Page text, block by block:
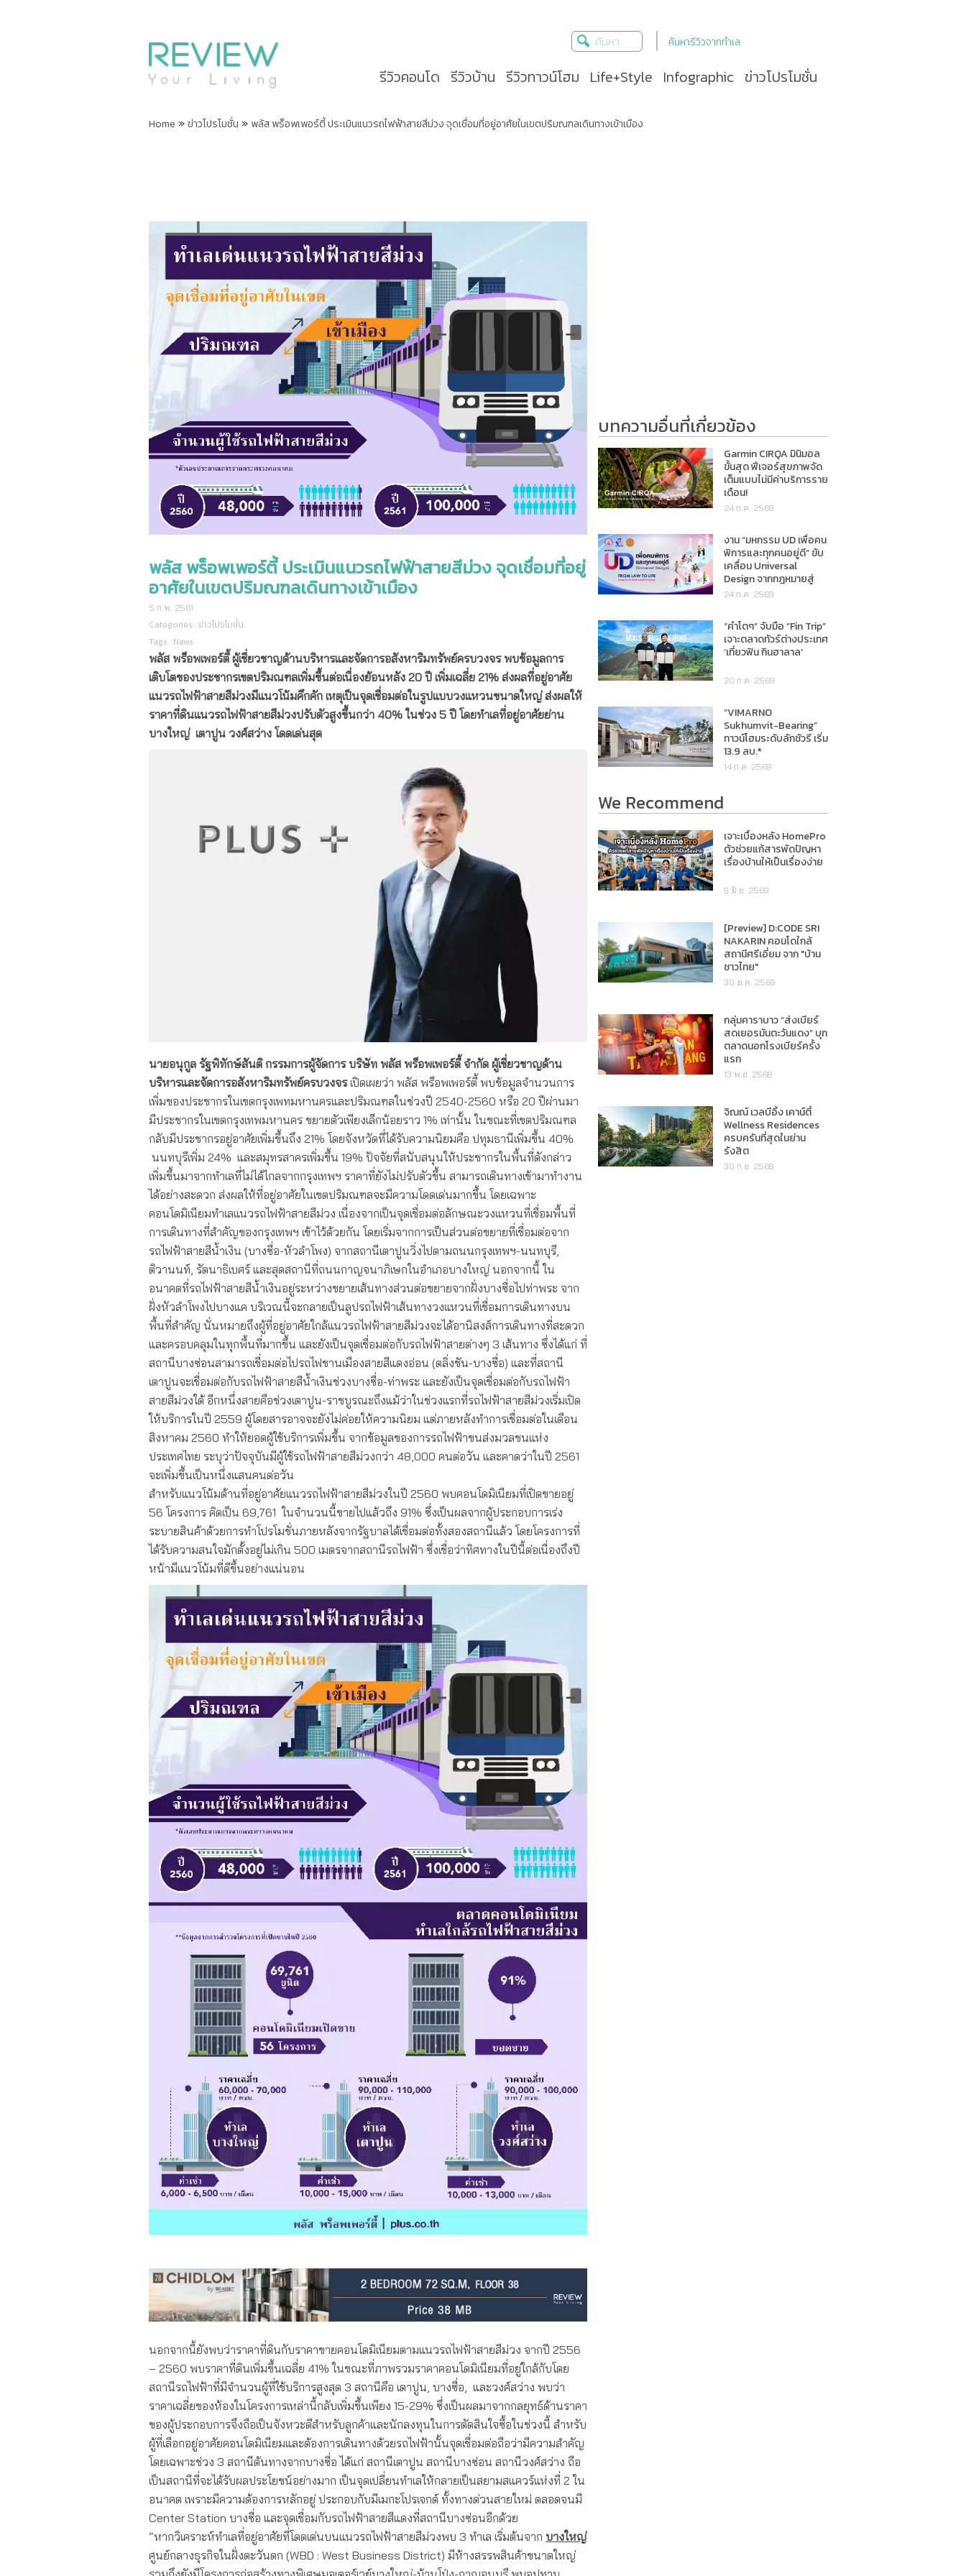
ค้นหารีวิวจากทำเล
รีวิวคอนโด รีวิวบ้าน รีวิวทาวน์โฮม Life+Style Infographic ข่าวโปรโมชั่น
Home »ข่าวโปรโมชั่น » พลัส พร็อพเพอร์ตี้ ประเมินแนวรถไฟฟ้าสายสีม่วง จุดเชื่อมที่อยู่อาศัยในเขตปริมณฑลเดินทางเข้าเมือง
พลัส พร็อพเพอร์ตี้ ประเมินแนวรถไฟฟ้าสายสีม่วง จุดเชื่อมที่อยู่
อาศัยในเขตปริมณฑลเดินทางเข้าเมือง
5 ก.พ. 2561
Categories : ข่าวโปรโมชั่น
Tags : News
พลัส พร็อพเพอร์ตี้ ผู้เชี่ยวชาญด้านบริหารและจัดการอสังหาริมทรัพย์ครบวงจร พบข้อมูลการ
เติบโตของประชากรเขตปริมณฑลเพิ่มขึ้นต่อเนื่องย้อนหลัง 20 ปี เพิ่มเฉลี่ย 21% ส่งผลที่อยู่อาศัย
แนวรถไฟฟ้าสายสีม่วงมีแนวโน้มคึกคัก เหตุเป็นจุดเชื่อมต่อในรูปแบบวงแหวนขนาดใหญ่ ส่งผลให้
ราคาที่ดินแนวรถไฟฟ้าสายสีม่วงปรับตัวสูงขึ้นกว่า 40% ในช่วง 5 ปี โดยทำเลที่อยู่อาศัยย่าน
บางใหญ่ เตาปูน วงศ์สว่าง โดดเด่นสุด
นายอนุกูล รัฐพิทักษ์สันติ กรรมการผู้จัดการ บริษัท พลัส พร็อพเพอร์ตี้ จำกัด ผู้เชี่ยวชาญด้าน
บริหารและจัดการอสังหาริมทรัพย์ครบวงจรเปิดเผยว่า พลัส พร็อพเพอร์ตี้ พบข้อมูลจำนวนการ
เพิ่มของประชากรในเขตกรุงเพทมหานครและปริมณฑลในช่วงปี 2540-2560 หรือ 20 ปีผ่านมา
มีประชากรในเขตกรุงเทพมหานคร ขยายตัวเพียงเล็กน้อยราว 1% เท่านั้น ในขณะที่เขตปริมณฑล
กลับมีประชากรอยู่อาศัยเพิ่มขึ้นถึง 21% โดยจังหวัดที่ได้รับความนิยมคือ ปทุมธานีเพิ่มขึ้น 40%
นนทบุรีเพิ่ม 24% และสมุทรสาครเพิ่มขึ้น 19% ปัจจัยที่สนับสนุนให้ประชากรในพื้นที่ดังกล่าว
เพิ่มขึ้นมาจากทำเลที่ไม่ได้ไกลจากกรุงเทพฯ ราคาที่ยังไม่ปรับตัวขึ้น สามารถเดินทางเข้ามาทำงาน
ได้อย่างสะดวก ส่งผลให้ที่อยู่อาศัยในเขตปริมณฑลจะมีความโดดเด่นมากขึ้น โดยเฉพาะ
คอนโดมิเนียมทำเลแนวรถไฟฟ้าสายสีม่วง เนื่องจากเป็นจุดเชื่อมต่อลักษณะวงแหวนที่เชื่อมพื้นที่
การเดินทางที่สำคัญของกรุงเทพฯ เข้าไว้ด้วยกัน โดยเริ่มจากการเป็นส่วนต่อขยายที่เชื่อมต่อจาก
รถไฟฟ้าสายสีน้ำเงิน (บางซื่อ-หัวลำโพง) จากสถานีเตาปูนวิ่งไปตามถนนกรุงเทพฯ-นนทบุรี,
ติวานนท์, รัตนาธิเบศร์ และสุดสถานีที่ถนนกาญจนาภิเษกในอำเภอบางใหญ่ นอกจากนี้ ใน
อนาคตที่รถไฟฟ้าสายสีน้ำเงินอยู่ระหว่างขยายเส้นทางส่วนต่อขยายจากฝั่งบางซื่อไปท่าพระ จาก
ฝั่งหัวลำโพงไปบางแค บริเวณนี้จะกลายเป็นลูปรถไฟฟ้าเส้นทางวงแหวนที่เชื่อมการเดินทางบน
พื้นที่สำคัญ นั่นหมายถึงผู้ที่อยู่อาศัยใกล้แนวรถไฟฟ้าสายสีม่วงจะได้อานิสงส์การเดินทางที่สะดวก
และครอบคลุมในทุกพื้นที่มากขึ้น และยังเป็นจุดเชื่อมต่อกับรถไฟฟ้าสายต่างๆ 3 เส้นทาง ซึ่งได้แก่ ที่
สถานีบางซ่อนสามารถเชื่อมต่อไปรถไฟชานเมืองสายสีแดงอ่อน (ตลิ่งชัน-บางซื่อ) และที่สถานี
เตาปูนจะเชื่อมต่อกับรถไฟฟ้าสายสีน้ำเงินช่วงบางซื่อ-ท่าพระ และยังเป็นจุดเชื่อมต่อกับรถไฟฟ้า
สายสีม่วงใต้ อีกหนึ่งสายคือช่วงเตาปูน-ราชบูรณะถึงแม้ว่าในช่วงแรกที่รถไฟฟ้าสายสีม่วงเริ่มเปิด
ให้บริการในปี 2559 ผู้โดยสารอาจจะยังไม่ค่อยให้ความนิยม แต่ภายหลังทำการเชื่อมต่อในเดือน
สิงหาคม 2560 ทำให้ยอดผู้ใช้บริการเพิ่มขึ้น จากข้อมูลของการรถไฟฟ้าขนส่งมวลชนแห่ง
ประเทศไทย ระบุว่าปัจจุบันมีผู้ใช้รถไฟฟ้าสายสีม่วงกว่า 48,000 คนต่อวัน และคาดว่าในปี 2561
จะเพิ่มขึ้นเป็นหนึ่งแสนคนต่อวัน
สำหรับแนวโน้มด้านที่อยู่อาศัยแนวรถไฟฟ้าสายสีม่วงในปี 2560 พบคอนโดมิเนียมที่เปิดขายอยู่
56 โครงการ คิดเป็น 69,761 ในจำนวนนี้ขายไปแล้วถึง 91% ซึ่งเป็นผลจากผู้ประกอบการเร่ง
ระบายสินค้าด้วยการทำโปรโมชั่นภายหลังจากรัฐบาลได้เชื่อมต่อทั้งสองสถานีแล้ว โดยโครงการที่
ได้รับความสนใจมักตั้งอยู่ไม่เกิน 500 เมตรจากสถานีรถไฟฟ้า ซึ่งเชื่อว่าทิศทางในปีนี้ต่อเนื่องถึงปี
หน้ามีแนวโน้มที่ดีขึ้นอย่างแน่นอน
นอกจากนี้ยังพบว่าราคาที่ดินกับราคาขายคอนโดมิเนียมตามแนวรถไฟฟ้าสายสีม่วง จากปี 2556
– 2560 พบราคาที่ดินเพิ่มขึ้นเฉลี่ย 41% ในขณะที่ภาพรวมราคาคอนโดมิเนียมที่อยู่ใกล้กับโดย
สถานีรถไฟฟ้าที่มีจำนวนผู้ที่ใช้บริการสูงสุด 3 สถานีคือ เตาปูน, บางซื่อ, และวงศ์สว่าง พบว่า
ราคาเฉลี่ยของห้องในโครงการเหล่านี้กลับเพิ่มขึ้นเพียง 15-29% ซึ่งเป็นผลมาจากกลยุทธ์ด้านราคา
ของผู้ประกอบการจึงถือเป็นจังหวะดีสำหรับลูกค้าและนักลงทุนในการตัดสินใจซื้อในช่วงนี้ สำหรับ
ผู้ที่เลือกอยู่อาศัยคอนโดมิเนียมและต้องการเดินทางด้วยรถไฟฟ้านั้นจุดเชื่อมต่อถือว่ามีความสำคัญ
โดยเฉพาะช่วง 3 สถานีต้นทางจากบางซื่อ ได้แก่ สถานีเตาปูน สถานีบางซ่อน สถานีวงศ์สว่าง ถือ
เป็นสถานีที่จะได้รับผลประโยชน์อย่างมาก เป็นจุดเปลี่ยนทำเลให้กลายเป็นสยามสแควร์แห่งที่ 2 ใน
อนาคต เพราะมีความต้องการหลักอยู่ ประกอบกับมีเมกะโปรเจกต์ ทั้งทางด่วนสายใหม่ ตลอดจนมี
Center Station บางซื่อ และจุดเชื่อมกับรถไฟฟ้าสายสีแดงที่สถานีบางซ่อนอีกด้วย
“หากวิเคราะห์ทำเลที่อยู่อาศัยที่โดดเด่นบนแนวรถไฟฟ้าสายสีม่วงพบ 3 ทำเล เริ่มต้นจาก บางใหญ่
ศูนย์กลางธุรกิจในฝั่งตะวันตก (WBD : West Business District) มีห้างสรรพสินค้าขนาดใหญ่
บทความอื่นที่เกี่ยวข้อง
Garmin CIRQA มินิมอล
ขั้นสุด ฟีเจอร์สุขภาพจัด
เต็มแบบไม่มีค่าบริการราย
เดือน!
24 ก.ค. 2569
งาน “มหกรรม UD เพื่อคน
พิการและทุกคนอยู่ดี” ขับ
เคลื่อน Universal
Design จากกฎหมายสู่
การใช้ชีวิตจริง
24 ก.ค. 2569
“คำโตๆ” จับมือ “Fin Trip”
เจาะตลาดทัวร์ต่างประเทศ
‘เที่ยวฟิน กินฮาลาล’
20 ก.ค. 2569
“VIMARNO
Sukhumvit-Bearing”
ทาวน์โฮมระดับลักชัวรี เริ่ม
13.9 ลบ.*
14 ก.ค. 2569
We Recommend
เจาะเบื้องหลัง HomePro
ตัวช่วยแก้สารพัดปัญหา
เรื่องบ้านให้เป็นเรื่องง่าย
9 มิ.ย. 2569
[Preview] D:CODE SRI
NAKARIN คอนโดใกล้
สถานีศรีเอี่ยม จาก "บ้าน
ชาวไทย"
30 ม.ค. 2569
กลุ่มคาราบาว “ส่งเบียร์
สดเยอรมันตะวันแดง” บุก
ตลาดนอกโรงเบียร์ครั้ง
แรก
13 พ.ย. 2568
จิณณ์ เวลบีอิ้ง เคาน์ตี้
Wellness Residences
ครบครันที่สุดในย่าน
รังสิต
30 ก.ย. 2568